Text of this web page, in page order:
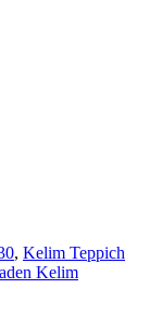
, Kelim Teppich
Kelim